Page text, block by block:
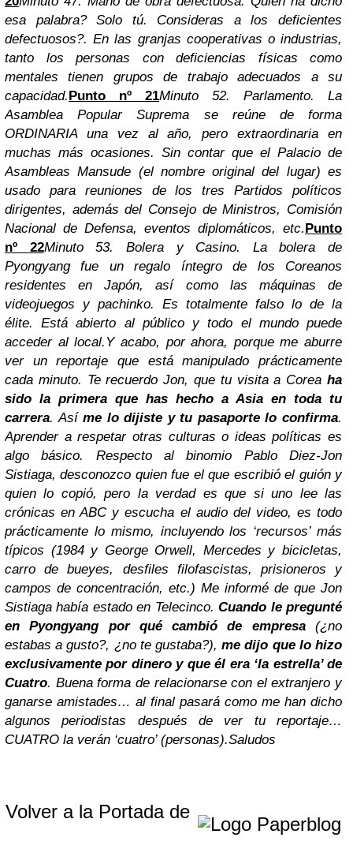
esa palabra? Solo tú. Consideras a los deficientes
defectuosos?. En las granjas cooperativas o industrias,
tanto los personas con deficiencias físicas como
mentales tienen grupos de trabajo adecuados a su
capacidad.Punto nº 21Minuto 52. Parlamento.
La
Asamblea Popular Suprema se reúne de forma
ORDINARIA una vez al año, pero extraordinaria en
muchas más ocasiones. Sin contar que el Palacio de
Asambleas Mansude (el nombre original del lugar) es
usado para reuniones de los tres Partidos políticos
dirigentes, además del Consejo de Ministros, Comisión
Nacional de Defensa, eventos diplomáticos, etc.Punto
nº 22Minuto 53. Bolera y Casino.
La bolera de
Pyongyang fue un regalo íntegro de los Coreanos
residentes en Japón, así como las máquinas de
videojuegos y pachinko. Es totalmente falso lo de la
élite. Está abierto al público y todo el mundo puede
acceder al local. Y acabo, por ahora, porque me aburre
ver un reportaje que está manipulado prácticamente
cada minuto. Te recuerdo Jon, que tu visita a Coreaha
sido la primera que has hecho a Asia en toda tu
carrera. Asíme lo dijiste y tu pasaporte lo confirma.
Aprender a respetar otras culturas o ideas políticas es
algo básico. Respecto al binomio Pablo Diez-Jon
Sistiaga, desconozco quien fue el que escribió el guión y
quien lo copió, pero la verdad es que si uno lee las
crónicas en ABC y escucha el audio del video, es todo
prácticamente lo mismo, incluyendo los ‘recursos’ más
típicos (1984 y George Orwell, Mercedes y bicicletas,
carro de bueyes, desfiles filofascistas, prisioneros y
campos de concentración, etc.) Me informé de que Jon
Sistiaga había estado en Telecinco.Cuando le pregunté
en Pyongyang por qué cambió de empresa(¿no
estabas a gusto?, ¿no te gustaba?),me dijo que lo hizo
exclusivamente por dinero y que él era ‘la estrella’ de
Cuatro. Buena forma de relacionarse con el extranjero y
ganarse amistades… al final pasará como me han dicho
algunos periodistas después de ver tu reportaje…
CUATRO la verán ‘cuatro’ (personas).Saludos
Volver a la Portada de